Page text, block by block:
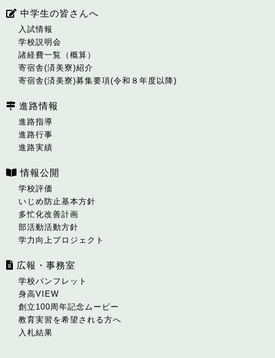
中学生の皆さんへ
入試情報
学校説明会
諸経費一覧（概算）
寄宿舎(済美寮)紹介
寄宿舎(済美寮)募集要項(令和８年度以降)
進路情報
進路指導
進路行事
進路実績
情報公開
学校評価
いじめ防止基本方針
多忙化改善計画
部活動活動方針
学力向上プロジェクト
広報・事務室
学校パンフレット
身高VIEW
創立100周年記念ムービー
教育実習を希望される方へ
入札結果